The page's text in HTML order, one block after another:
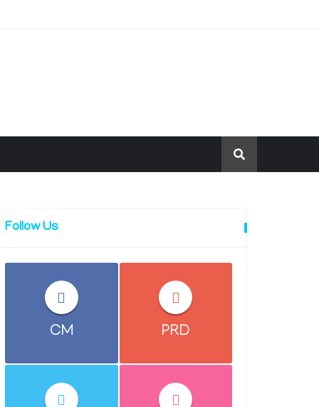
Follow Us
CM PRD